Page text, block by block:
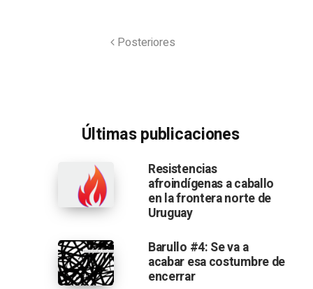
Posteriores
Últimas publicaciones
Resistencias
afroindígenas a caballo
en la frontera norte de
Uruguay
Barullo #4: Se va a
acabar esa costumbre de
encerrar